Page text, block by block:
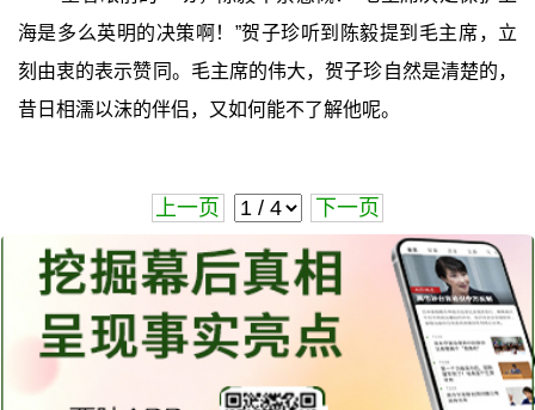
海是多么英明的决策啊！”贺子珍听到陈毅提到毛主席，立
刻由衷的表示赞同。毛主席的伟大，贺子珍自然是清楚的，
昔日相濡以沫的伴侣，又如何能不了解他呢。
上一页 下一页